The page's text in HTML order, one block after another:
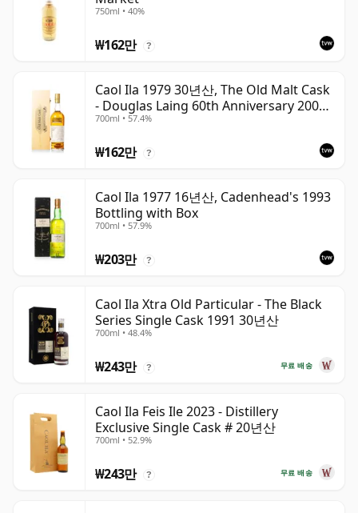
750ml • 40%
₩162만 ?
Caol Ila 1979 30년산, The Old Malt Cask
- Douglas Laing 60th Anniversary 2009
Bottling
700ml • 57.4%
₩162만 ?
Caol Ila 1977 16년산, Cadenhead's 1993
Bottling with Box
700ml • 57.9%
₩203만 ?
Caol Ila Xtra Old Particular - The Black
Series Single Cask 1991 30년산
700ml • 48.4%
무료 배송
₩243만 ?
Caol Ila Feis Ile 2023 - Distillery
Exclusive Single Cask # 20년산
700ml • 52.9%
무료 배송
₩243만 ?